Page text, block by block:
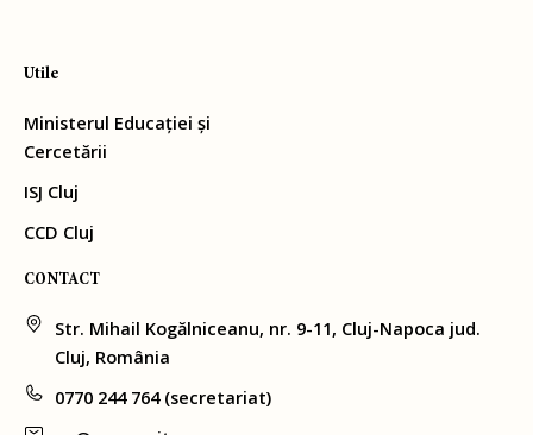
Utile
Ministerul Educației și
Cercetării
ISJ Cluj
CCD Cluj
CONTACT
Str. Mihail Kogălniceanu, nr. 9-11, Cluj-Napoca jud.
Cluj, România
0770 244 764 (secretariat)